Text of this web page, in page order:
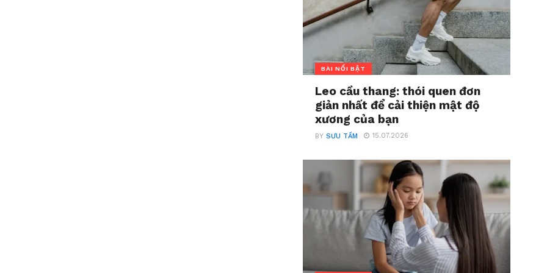
BÀI NỔI BẬT
Leo cầu thang: thói quen đơn
giản nhất để cải thiện mật độ
xương của bạn
BYSƯU TẦM 15.07.2026